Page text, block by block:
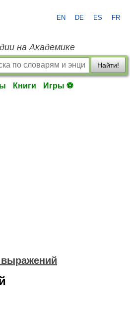
EN DE ES FR
на Академике
Найти!
Книги Игры ⚽